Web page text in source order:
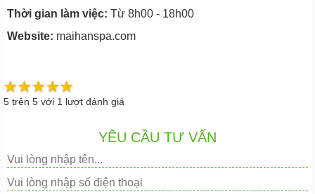
Thời gian làm việc: Từ 8h00 - 18h00
Website: maihanspa.com
5 trên 5 với 1 lượt đánh giá
YÊU CẦU TƯ VẤN